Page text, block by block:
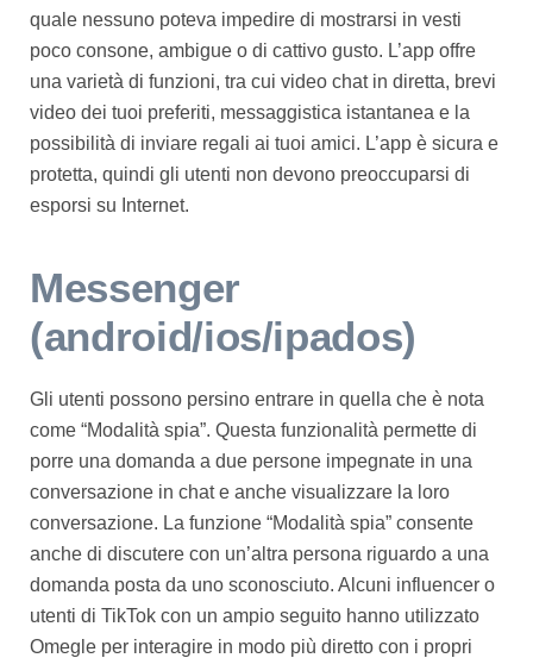
quale nessuno poteva impedire di mostrarsi in vesti
poco consone, ambigue o di cattivo gusto. L’app offre
una varietà di funzioni, tra cui video chat in diretta, brevi
video dei tuoi preferiti, messaggistica istantanea e la
possibilità di inviare regali ai tuoi amici. L’app è sicura e
protetta, quindi gli utenti non devono preoccuparsi di
esporsi su Internet.
Messenger
(android/ios/ipados)
Gli utenti possono persino entrare in quella che è nota
come “Modalità spia”. Questa funzionalità permette di
porre una domanda a due persone impegnate in una
conversazione in chat e anche visualizzare la loro
conversazione. La funzione “Modalità spia” consente
anche di discutere con un’altra persona riguardo a una
domanda posta da uno sconosciuto. Alcuni influencer o
utenti di TikTok con un ampio seguito hanno utilizzato
Omegle per interagire in modo più diretto con i propri